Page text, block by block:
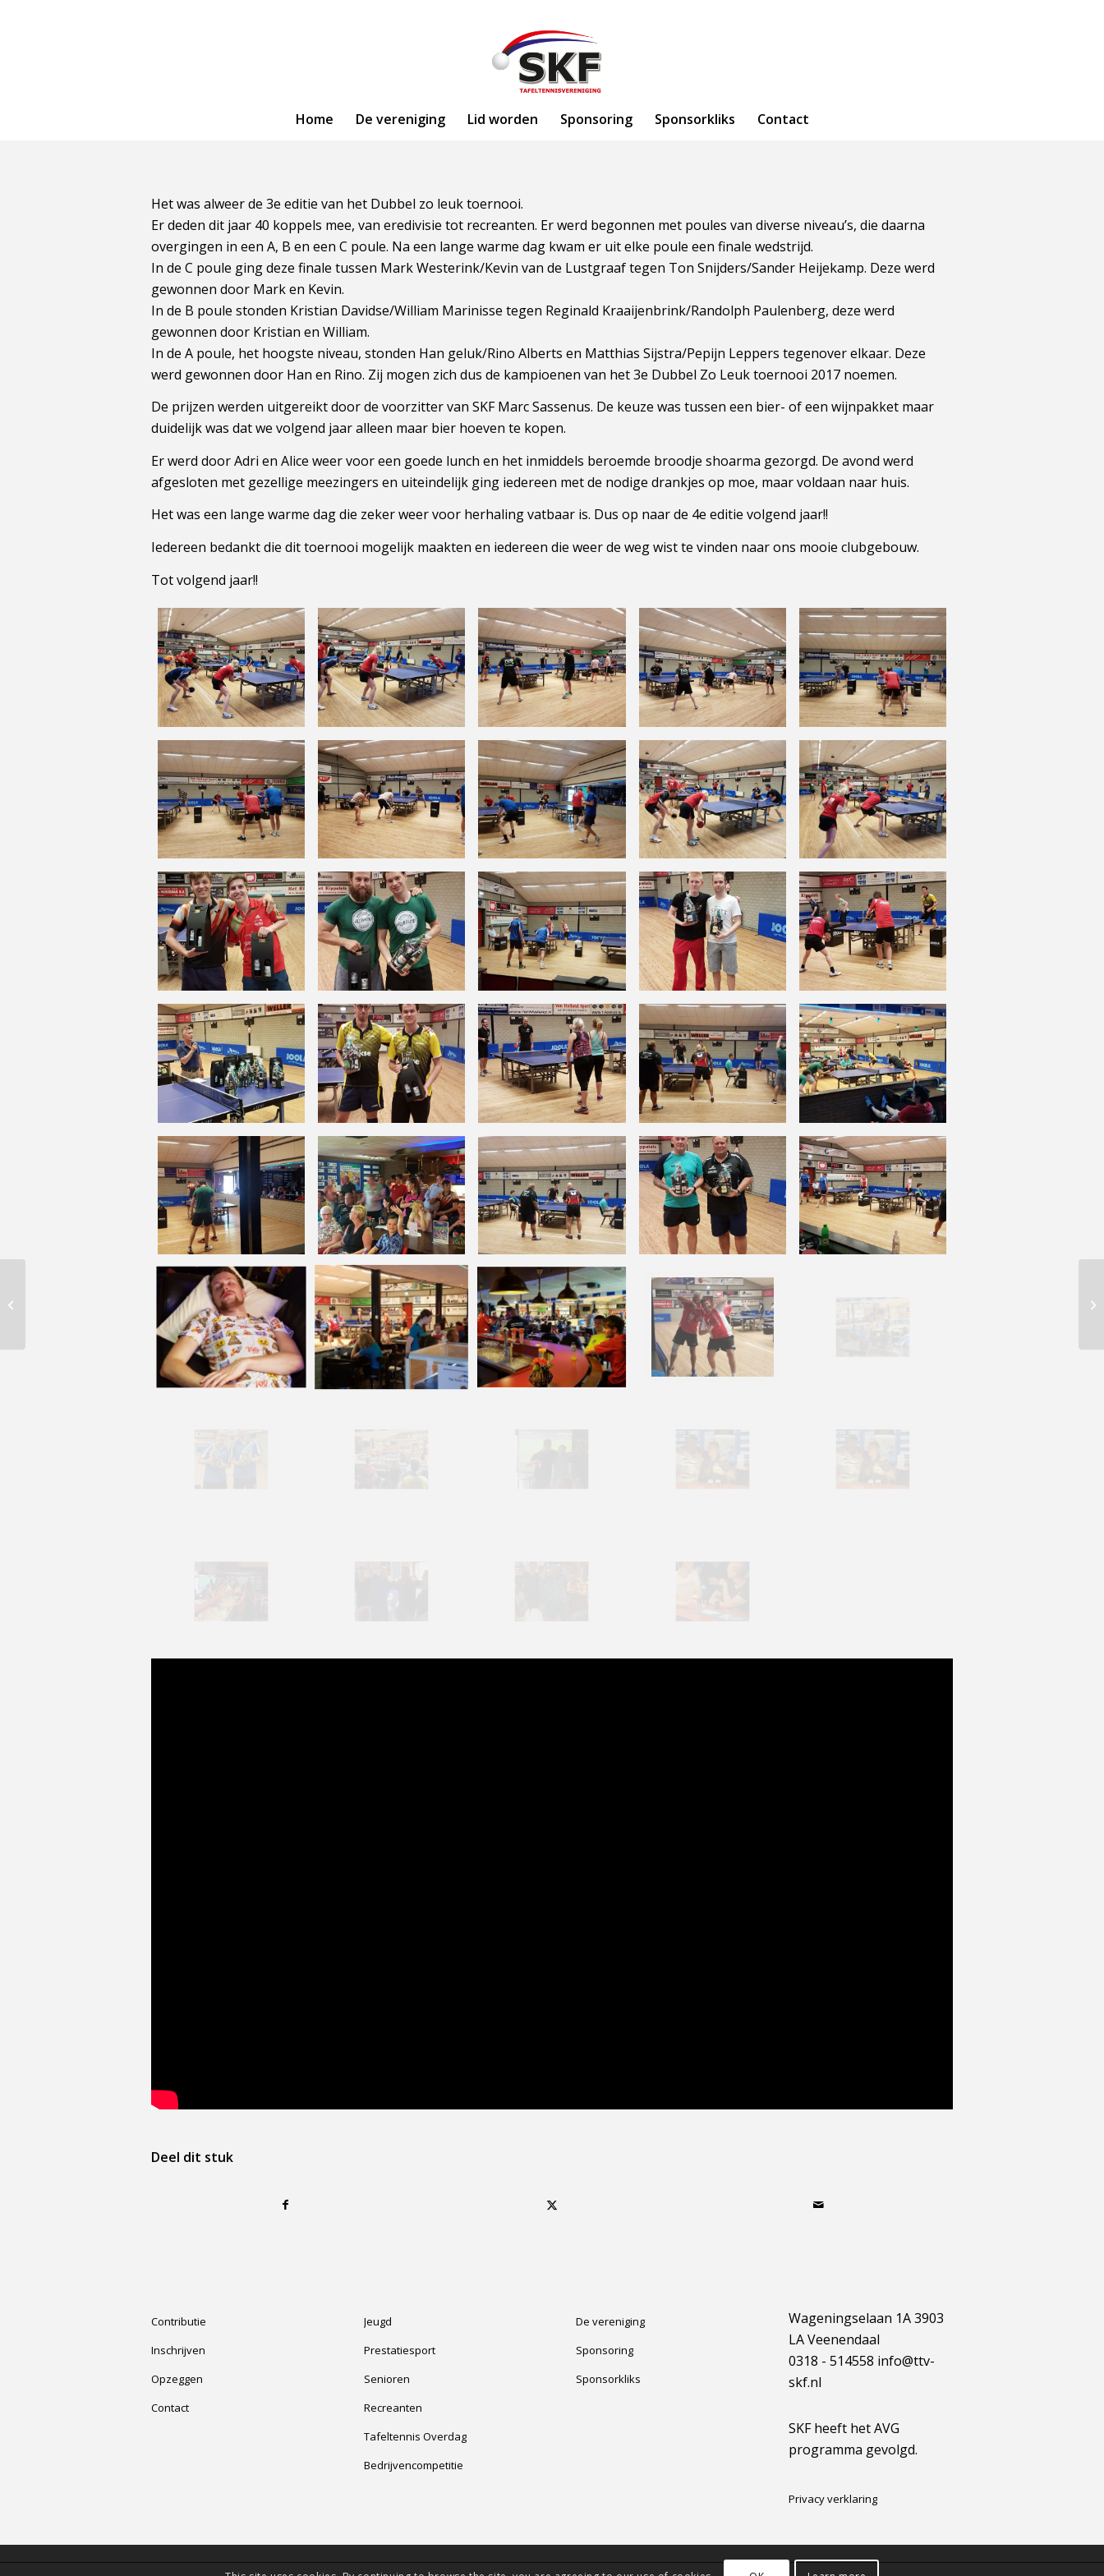
Home De vereniging Lid worden Sponsoring Sponsorkliks Contact
Het was alweer de 3e editie van het Dubbel zo leuk toernooi.
Er deden dit jaar 40 koppels mee, van eredivisie tot recreanten. Er werd begonnen met poules van diverse niveau’s, die daarna
overgingen in een A, B en een C poule. Na een lange warme dag kwam er uit elke poule een finale wedstrijd.
In de C poule ging deze finale tussen Mark Westerink/Kevin van de Lustgraaf tegen Ton Snijders/Sander Heijekamp. Deze werd
gewonnen door Mark en Kevin.
In de B poule stonden Kristian Davidse/William Marinisse tegen Reginald Kraaijenbrink/Randolph Paulenberg, deze werd
gewonnen door Kristian en William.
In de A poule, het hoogste niveau, stonden Han geluk/Rino Alberts en Matthias Sijstra/Pepijn Leppers tegenover elkaar. Deze
werd gewonnen door Han en Rino. Zij mogen zich dus de kampioenen van het 3e Dubbel Zo Leuk toernooi 2017 noemen.
De prijzen werden uitgereikt door de voorzitter van SKF Marc Sassenus. De keuze was tussen een bier- of een wijnpakket maar
duidelijk was dat we volgend jaar alleen maar bier hoeven te kopen.
Er werd door Adri en Alice weer voor een goede lunch en het inmiddels beroemde broodje shoarma gezorgd. De avond werd
afgesloten met gezellige meezingers en uiteindelijk ging iedereen met de nodige drankjes op moe, maar voldaan naar huis.
Het was een lange warme dag die zeker weer voor herhaling vatbaar is. Dus op naar de 4e editie volgend jaar!!
Iedereen bedankt die dit toernooi mogelijk maakten en iedereen die weer de weg wist te vinden naar ons mooie clubgebouw.
Tot volgend jaar!!
Deel dit stuk
Contributie
Inschrijven
Opzeggen
Contact
Jeugd
Prestatiesport
Senioren
Recreanten
Tafeltennis Overdag
Bedrijvencompetitie
De vereniging
Sponsoring
Sponsorkliks
Wageningselaan 1A 3903
LA Veenendaal
0318 - 514558 info@ttv-
skf.nl
SKF heeft het AVG
programma gevolgd.
Privacy verklaring